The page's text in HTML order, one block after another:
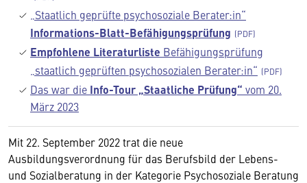
„Staatlich geprüfte psychosoziale Berater:in“
Informations-Blatt-Befähigungsprüfung
Empfohlene Literaturliste Befähigungsprüfung
„staatlich geprüften psychosozialen Berater:in“
Das war die Info-Tour „Staatliche Prüfung“ vom 20.
März 2023
Mit 22. September 2022 trat die neue
Ausbildungsverordnung für das Berufsbild der Lebens-
und Sozialberatung in der Kategorie Psychosoziale Beratung